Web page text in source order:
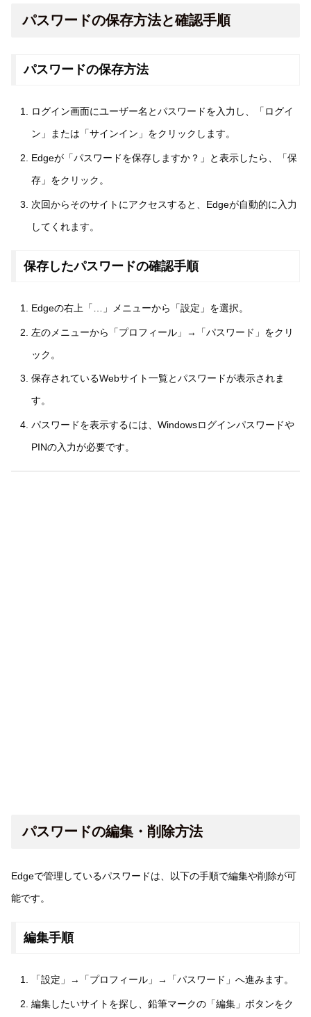
パスワードの保存方法と確認手順
パスワードの保存方法
ログイン画面にユーザー名とパスワードを入力し、「ログイ
ン」または「サインイン」をクリックします。
Edgeが「パスワードを保存しますか？」と表示したら、「保
存」をクリック。
次回からそのサイトにアクセスすると、Edgeが自動的に入力
してくれます。
保存したパスワードの確認手順
Edgeの右上「…」メニューから「設定」を選択。
左のメニューから「プロフィール」→「パスワード」をクリ
ック。
保存されているWebサイト一覧とパスワードが表示されま
す。
パスワードを表示するには、Windowsログインパスワードや
PINの入力が必要です。
パスワードの編集・削除方法
Edgeで管理しているパスワードは、以下の手順で編集や削除が可
能です。
編集手順
「設定」→「プロフィール」→「パスワード」へ進みます。
編集したいサイトを探し、鉛筆マークの「編集」ボタンをク